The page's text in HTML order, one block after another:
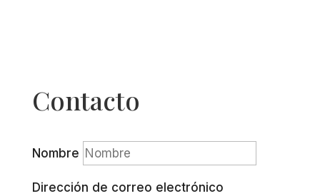
Contacto
Nombre
Dirección de correo electrónico